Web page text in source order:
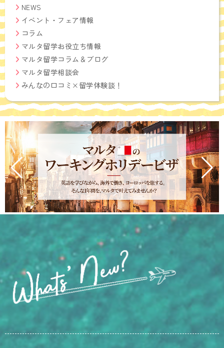
NEWS
イベント・フェア情報
コラム
マルタ留学お役立ち情報
マルタ留学コラム＆ブログ
マルタ留学相談会
みんなの口コミ×留学体験談！